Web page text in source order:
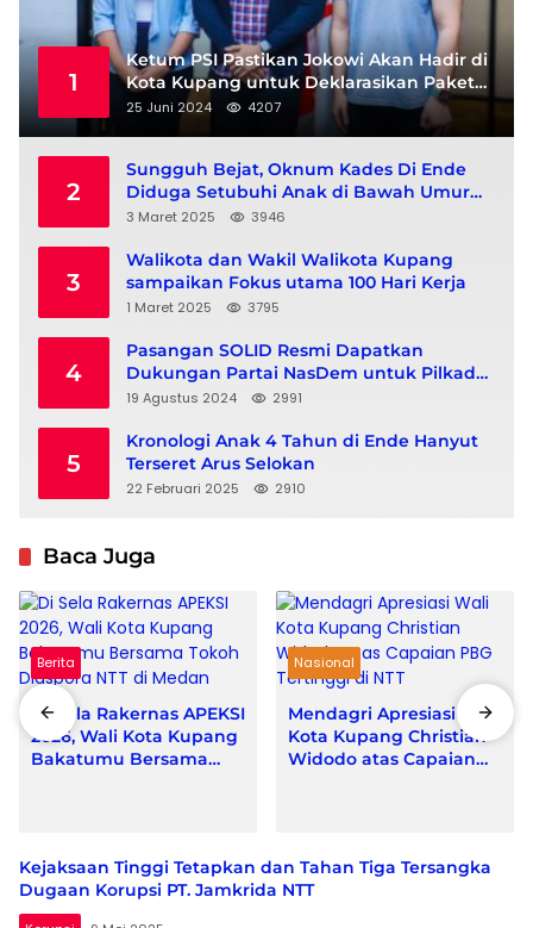
1
Ketum PSI Pastikan Jokowi Akan Hadir di
Kota Kupang untuk Deklarasikan Paket
Dr Christian Widodo dan Serena Francis
25 Juni 2024 4207
2
Sungguh Bejat, Oknum Kades Di Ende
Diduga Setubuhi Anak di Bawah Umur
hingga Hamil
3 Maret 2025 3946
3
Walikota dan Wakil Walikota Kupang
sampaikan Fokus utama 100 Hari Kerja
1 Maret 2025 3795
4
Pasangan SOLID Resmi Dapatkan
Dukungan Partai NasDem untuk Pilkada
Sabu Raijua 2024-2029
19 Agustus 2024 2991
5
Kronologi Anak 4 Tahun di Ende Hanyut
Terseret Arus Selokan
22 Februari 2025 2910
Baca Juga
Berita
Di Sela Rakernas APEKSI
2026, Wali Kota Kupang
Bakatumu Bersama
Nasional
Mendagri Apresiasi Wali
Kota Kupang Christian
Widodo atas Capaian
Kejaksaan Tinggi Tetapkan dan Tahan Tiga Tersangka
Dugaan Korupsi PT. Jamkrida NTT